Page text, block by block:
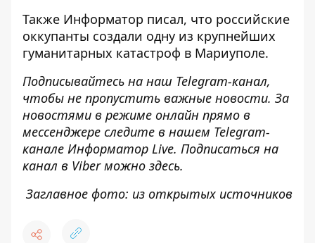
Также Информатор писал, что российские
оккупанты создали одну из крупнейших
гуманитарных катастроф в Мариуполе.
Подписывайтесь на наш Telegram-канал,
чтобы не пропустить важные новости. За
новостями в режиме онлайн прямо в
мессенджере следите в нашем Telegram-
канале Информатор Live. Подписаться на
канал в Viber можно здесь.
Заглавное фото: из открытых источников